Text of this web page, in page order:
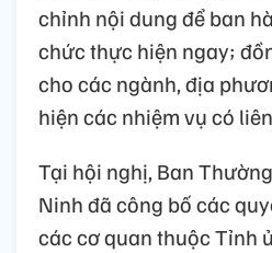
chỉnh nội dung để ban
chức thực hiện ngay;
cho các ngành, địa
hiện các nhiệm vụ có
Tại hội nghị, Ban
Ninh đã công bố các
các cơ quan thuộc Tỉnh